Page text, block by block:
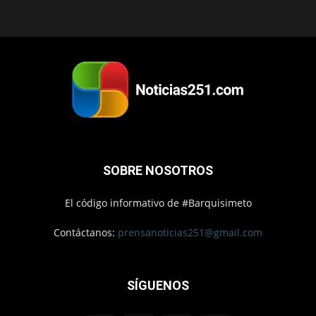
SOBRE NOSOTROS
El código informativo de #Barquisimeto
Contáctanos: prensanoticias251@gmail.com
SÍGUENOS